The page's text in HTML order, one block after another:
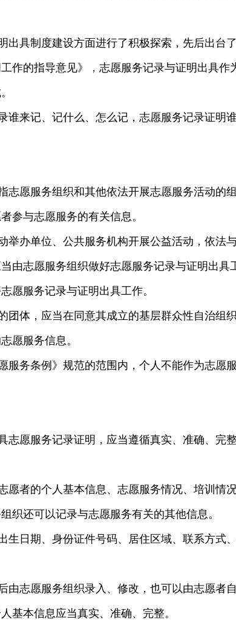
出具制度建设方面进行了积极探索，先后出台
作的指导意见》，志愿服务记录与证明出具作
谁来记、记什么、怎么记，志愿服务记录证明
志愿服务组织和其他依法开展志愿服务活动的
参与志愿服务的有关信息。
举办单位、公共服务机构开展公益活动，依法
由志愿服务组织做好志愿服务记录与证明出具
愿服务记录与证明出具工作。
团体，应当在同意其成立的基层群众性自治组
愿服务信息。
服务条例》规范的范围内，个人不能作为志愿
愿服务记录证明，应当遵循真实、准确、完整
愿者的个人基本信息、志愿服务情况、培训情
织还可以记录与志愿服务有关的其他信息。
生日期、身份证件号码、居住区域、联系方式
由志愿服务组织录入、修改，也可以由志愿者
基本信息应当真实、准确、完整。